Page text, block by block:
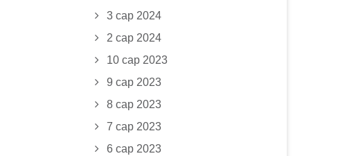
3 сар 2024
2 сар 2024
10 сар 2023
9 сар 2023
8 сар 2023
7 сар 2023
6 сар 2023